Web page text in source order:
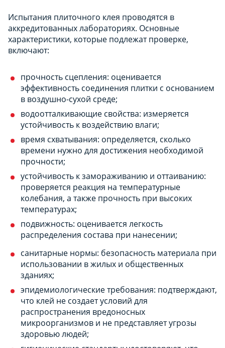
Испытания плиточного клея проводятся в
аккредитованных лабораториях. Основные
характеристики, которые подлежат проверке,
включают:
прочность сцепления: оценивается
эффективность соединения плитки с основанием
в воздушно-сухой среде;
водоотталкивающие свойства: измеряется
устойчивость к воздействию влаги;
время схватывания: определяется, сколько
времени нужно для достижения необходимой
прочности;
устойчивость к замораживанию и оттаиванию:
проверяется реакция на температурные
колебания, а также прочность при высоких
температурах;
подвижность: оценивается легкость
распределения состава при нанесении;
санитарные нормы: безопасность материала при
использовании в жилых и общественных
зданиях;
эпидемиологические требования: подтверждают,
что клей не создает условий для
распространения вредоносных
микроорганизмов и не представляет угрозы
здоровью людей;